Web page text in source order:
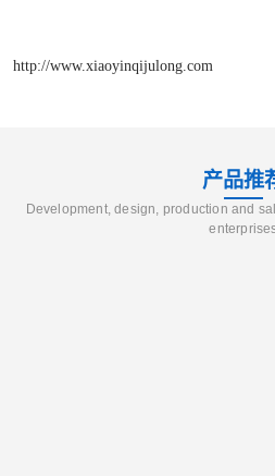
http://www.xiaoyinqijulong.com
产品推
Development, design, production and